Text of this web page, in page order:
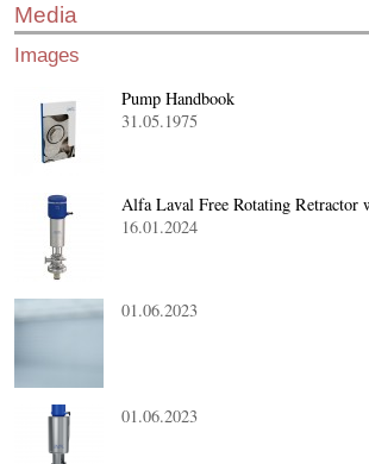
Media
Images
Pump Handbook
31.05.1975
Alfa Laval Free Rotating Retractor
16.01.2024
01.06.2023
01.06.2023